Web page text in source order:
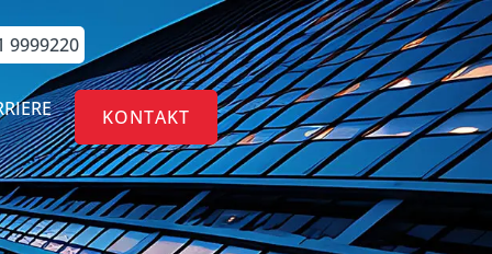
9999220
KONTAKT